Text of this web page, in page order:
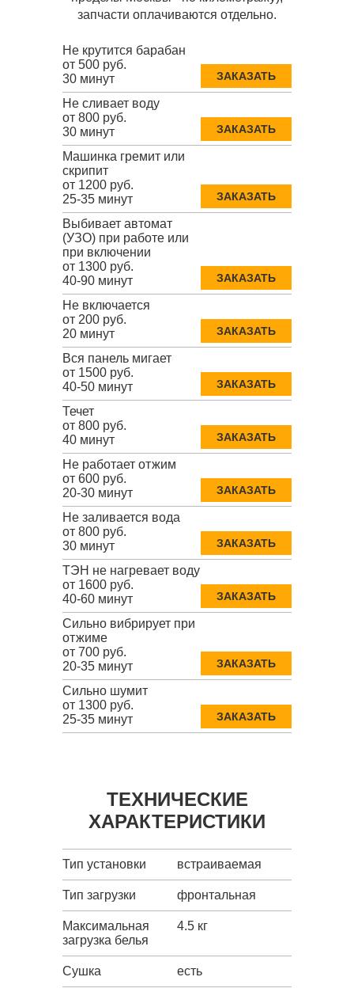
запчасти оплачиваются отдельно.
Не крутится барабан
от 500 руб.
30 минут
ЗАКАЗАТЬ
Не сливает воду
от 800 руб.
30 минут
ЗАКАЗАТЬ
Машинка гремит или
скрипит
от 1200 руб.
25-35 минут
ЗАКАЗАТЬ
Выбивает автомат
(УЗО) при работе или
при включении
от 1300 руб.
40-90 минут
ЗАКАЗАТЬ
Не включается
от 200 руб.
20 минут
ЗАКАЗАТЬ
Вся панель мигает
от 1500 руб.
40-50 минут
ЗАКАЗАТЬ
Течет
от 800 руб.
40 минут
ЗАКАЗАТЬ
Не работает отжим
от 600 руб.
20-30 минут
ЗАКАЗАТЬ
Не заливается вода
от 800 руб.
30 минут
ЗАКАЗАТЬ
ТЭН не нагревает воду
от 1600 руб.
40-60 минут
ЗАКАЗАТЬ
Сильно вибрирует при
отжиме
от 700 руб.
20-35 минут
ЗАКАЗАТЬ
Сильно шумит
от 1300 руб.
25-35 минут
ЗАКАЗАТЬ
ТЕХНИЧЕСКИЕ
ХАРАКТЕРИСТИКИ
Тип установки встраиваемая
Тип загрузки фронтальная
Максимальная
загрузка белья
4.5 кг
Сушка есть